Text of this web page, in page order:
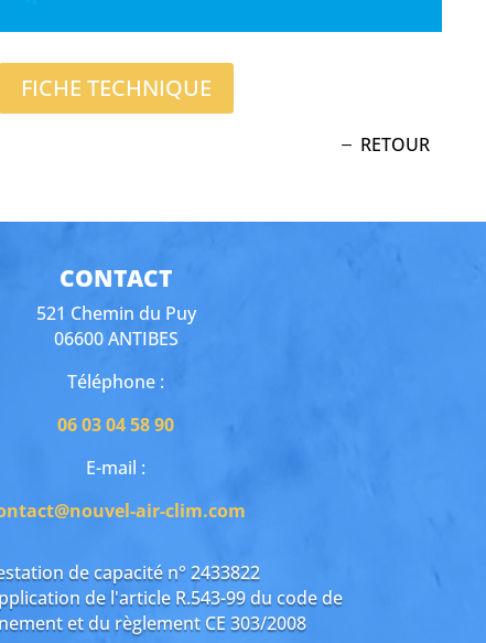
FICHE TECHNIQUE
RETOUR
CONTACT
521 Chemin du Puy
06600 ANTIBES
Téléphone :
06 03 04 58 90
E-mail :
air-clim.com
de capacité n° 2433822
de l'article R.543-99 du code de
et du règlement CE 303/2008